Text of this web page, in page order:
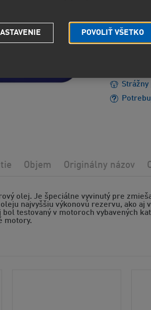
Strážny
olej. Je špeciálne vyvinutý pre
najvyššiu výkonovú rezervu, ako
testovaný v motoroch vybavených
motory.
Objem Originálny názov
POVOLIŤ VŠETKO